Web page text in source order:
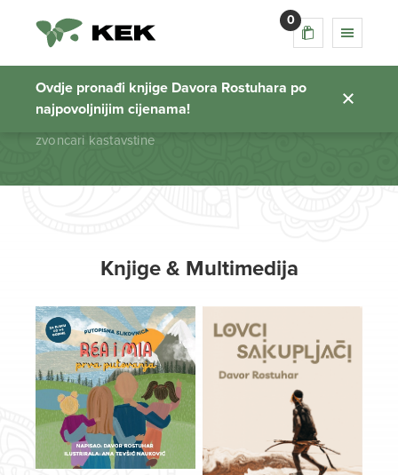
0
Ovdje pronađi knjige Davora Rostuhara po
najpovoljnijim cijenama!
zvoncari kastavstine
Početna stranica
zvoncari kastavstine
Knjige & Multimedija